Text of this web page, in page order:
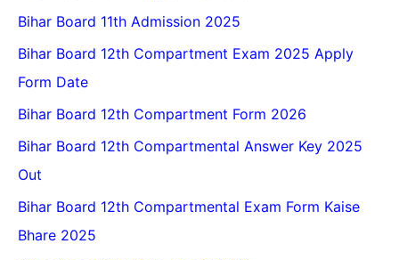
Bihar Board 11th Admission 2025
Bihar Board 12th Compartment Exam 2025 Apply
Form Date
Bihar Board 12th Compartment Form 2026
Bihar Board 12th Compartmental Answer Key 2025
Out
Bihar Board 12th Compartmental Exam Form Kaise
Bhare 2025